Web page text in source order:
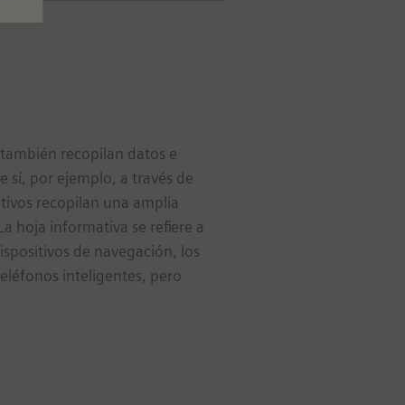
recopilan datos e
sí, por ejemplo, a través de
recopilan una amplia
hoja informativa se refiere a
de navegación, los
inteligentes, pero